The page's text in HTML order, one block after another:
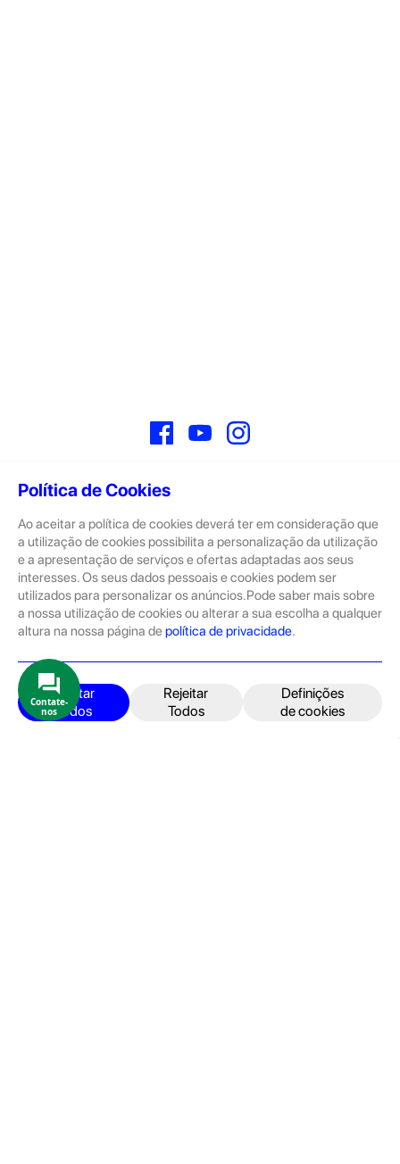
Política de Cookies
Ao aceitar a política de cookies deverá ter em consideração que
a utilização de cookies possibilita a personalização da utilização
e a apresentação de serviços e ofertas adaptadas aos seus
interesses. Os seus dados pessoais e cookies podem ser
utilizados para personalizar os anúncios.Pode saber mais sobre
a nossa utilização de cookies ou alterar a sua escolha a qualquer
altura na nossa página de política de privacidade.
Aceitar
Todos
Rejeitar
Todos
Definições
de cookies
FacebookYouTube
Sobre
A GeekStore é a tua loja de produtos seminovos e novos Apple.
Tratam-se de dispositivos com pouco uso, exposição de loja ou
Novos.
Os seminovos são sempre sujeitos a uma inspeção rigorosa
pelas equipas técnicas que connosco trabalham.
Produtos e Serviços
iPhone
iPad
Contate-
nos